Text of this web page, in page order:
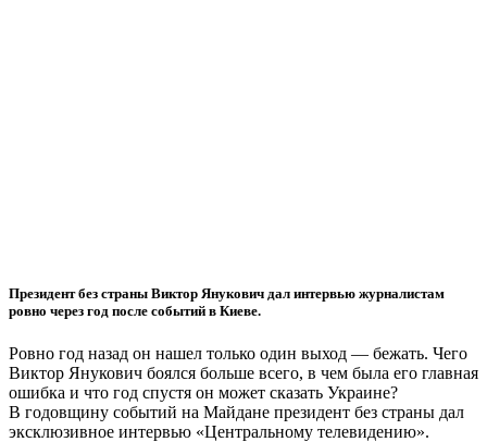
Президент без страны Виктор Янукович дал интервью журналистам
ровно через год после событий в Киеве.
Ровно год назад он нашел только один выход — бежать. Чего
Виктор Янукович боялся больше всего, в чем была его главная
ошибка и что год спустя он может сказать Украине?
В годовщину событий на Майдане президент без страны дал
эксклюзивное интервью «Центральному телевидению».